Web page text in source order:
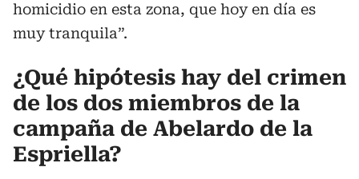
homicidio en esta zona, que hoy en día es
muy tranquila”.
¿Qué hipótesis hay del crimen
de los dos miembros de la
campaña de Abelardo de la
Espriella?